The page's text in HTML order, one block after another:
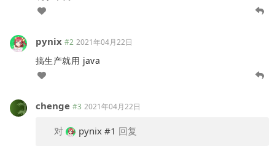
pynix #2 2021年04月22日
搞生产就用 java
chenge #3 2021年04月22日
对 pynix #1 回复